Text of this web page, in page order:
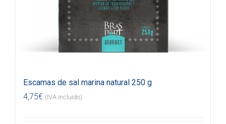
Escamas de sal marina natural 250 g
4,75€ (IVA incluido)